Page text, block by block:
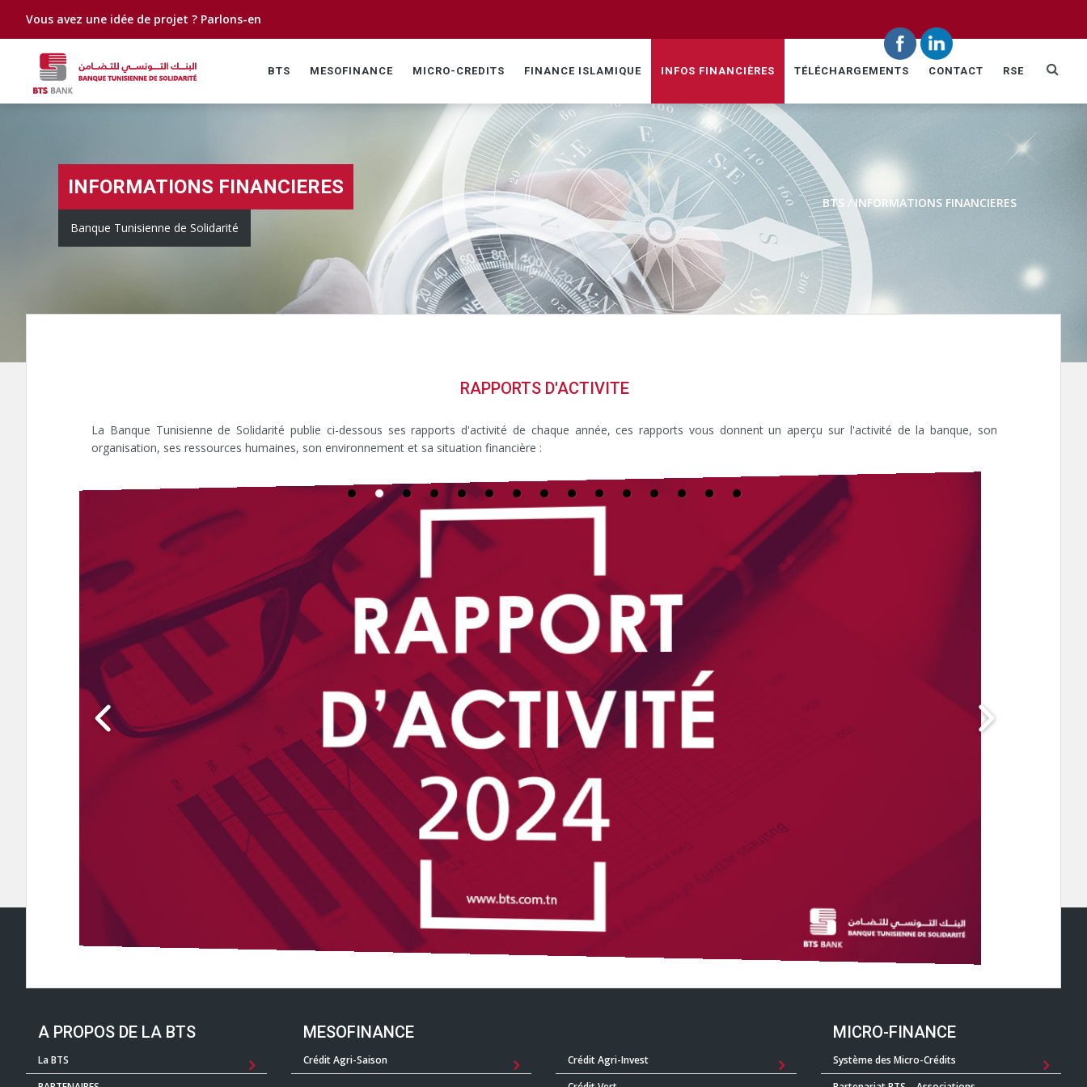
Vous avez une idée de projet ? Parlons-en
BTS MESOFINANCE MICRO-CREDITS FINANCE ISLAMIQUE INFOS FINANCIÈRES TÉLÉCHARGEMENTS CONTACT RSE
INFORMATIONS FINANCIERES
Banque Tunisienne de Solidarité
BTS /INFORMATIONS FINANCIERES
RAPPORTS D'ACTIVITE
La Banque Tunisienne de Solidarité publie ci-dessous ses rapports d'activité de chaque année, ces rapports vous donnent un aperçu sur l'activité de la banque, son
organisation, ses ressources humaines, son environnement et sa situation financière :
A PROPOS DE LA BTS
La BTS
MESOFINANCE
Crédit Agri-Saison
Crédit Agri-Invest
MICRO-FINANCE
Système des Micro-Crédits